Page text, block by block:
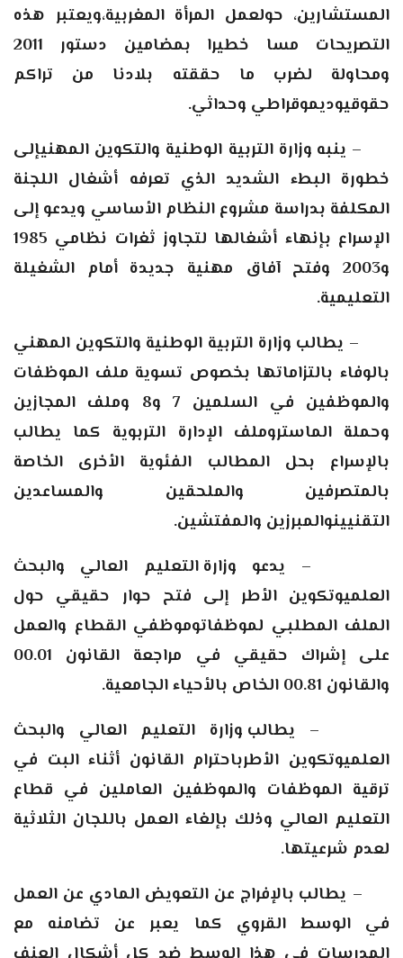
المستشارين، حولعمل المرأة المغربية،ويعتبر هذه
التصريحات مسا خطيرا بمضامين دستور 2011
ومحاولة لضرب ما حققته بلادنا من تراكم
حقوقيوديموقراطي وحداثي.
– ينبه وزارة التربية الوطنية والتكوين المهنيإلى
خطورة البطء الشديد الذي تعرفه أشغال اللجنة
المكلفة بدراسة مشروع النظام الأساسي ويدعو إلى
الإسراع بإنهاء أشغالها لتجاوز ثغرات نظامي 1985
و2003 وفتح آفاق مهنية جديدة أمام الشغيلة
التعليمية.
– يطالب وزارة التربية الوطنية والتكوين المهني
بالوفاء بالتزاماتها بخصوص تسوية ملف الموظفات
والموظفين في السلمين 7 و8 وملف المجازين
وحملة الماستروملف الإدارة التربوية كما يطالب
بالإسراع بحل المطالب الفئوية الأخرى الخاصة
بالمتصرفين والملحقين والمساعدين
التقنيينوالمبرزين والمفتشين.
– يدعو وزارة التعليم العالي والبحث
العلميوتكوين الأطر إلى فتح حوار حقيقي حول
الملف المطلبي لموظفاتوموظفي القطاع والعمل
على إشراك حقيقي في مراجعة القانون 00.01
والقانون 00.81 الخاص بالأحياء الجامعية.
– يطالب وزارة التعليم العالي والبحث
العلميوتكوين الأطرباحترام القانون أثناء البت في
ترقية الموظفات والموظفين العاملين في قطاع
التعليم العالي وذلك بإلغاء العمل باللجان الثلاثية
لعدم شرعيتها.
– يطالب بالإفراج عن التعويض المادي عن العمل
في الوسط القروي كما يعبر عن تضامنه مع